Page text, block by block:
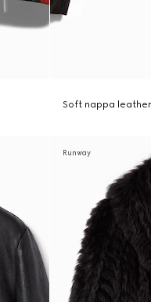
Soft nappa
Runway